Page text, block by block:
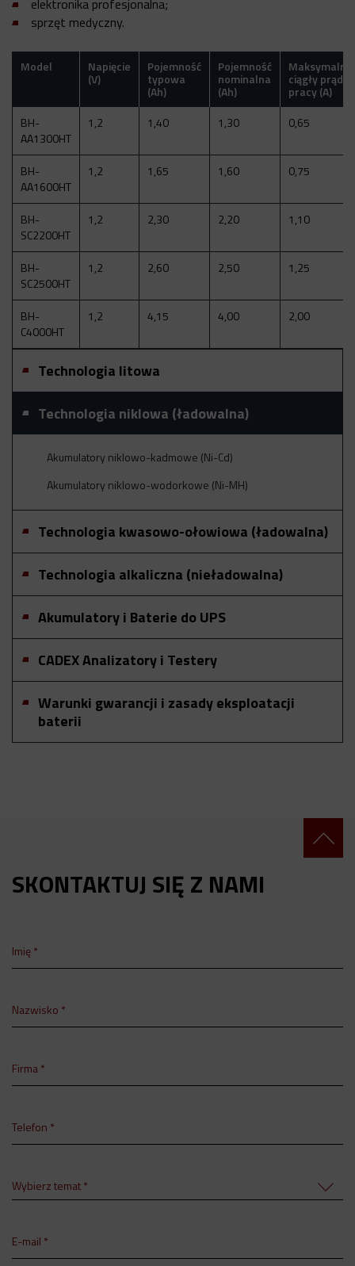
elektronika profesjonalna;
sprzęt medyczny.
Model Napięcie
(V)
Pojemność
typowa
(Ah)
Pojemność
nominalna
(Ah)
Maksymalny
ciągły prąd
pracy (A)
BH-
AA1300HT
1,2 1,40 1,30 0,65
BH-
AA1600HT
1,2 1,65 1,60 0,75
BH-
SC2200HT
1,2 2,30 2,20 1,10
BH-
SC2500HT
1,2 2,60 2,50 1,25
BH-
C4000HT
1,2 4,15 4,00 2,00
Technologia litowa
Technologia niklowa (ładowalna)
Akumulatory niklowo-kadmowe (Ni-Cd)
Akumulatory niklowo-wodorkowe (Ni-MH)
Technologia kwasowo-ołowiowa (ładowalna)
Technologia alkaliczna (nieładowalna)
Akumulatory i Baterie do UPS
CADEX Analizatory i Testery
Warunki gwarancji i zasady eksploatacji
baterii
SKONTAKTUJ SIĘ Z NAMI
Imię *
Nazwisko *
Firma *
Telefon *
Wybierz temat *
E-mail *